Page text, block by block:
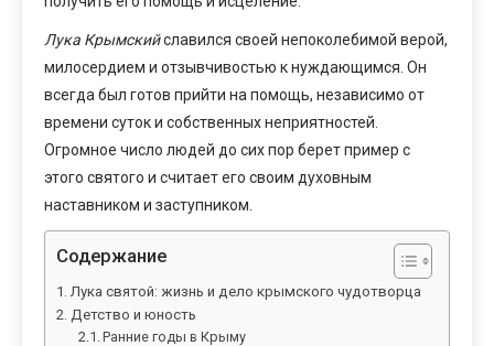
Лука Крымскийславился своей непоколебимой верой,
милосердием и отзывчивостью к нуждающимся. Он
всегда был готов прийти на помощь, независимо от
времени суток и собственных неприятностей.
Огромное число людей до сих пор берет пример с
этого святого и считает его своим духовным
наставником и заступником.
Содержание
Лука святой: жизнь и дело крымского чудотворца
Детство и юность
Ранние годы в Крыму